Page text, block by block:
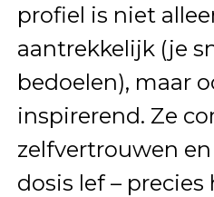
profiel is niet
aantrekkelijk (je
bedoelen), maar
inspirerend. Ze
zelfvertrouwen
dosis lef –